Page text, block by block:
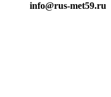
info@rus-met59.ru